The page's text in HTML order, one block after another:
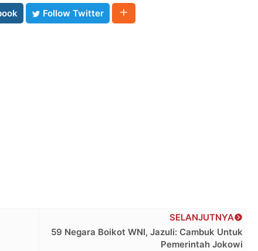
Follow Twitter
SELANJUTNYA
59 Negara Boikot WNI, Jazuli: Cambuk Untuk
Pemerintah Jokowi